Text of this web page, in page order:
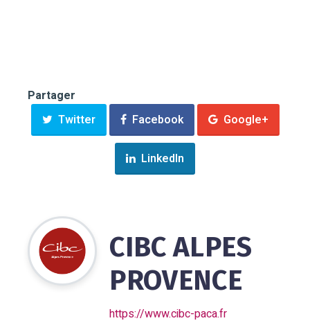
Partager
Twitter
Facebook Google+
LinkedIn
CIBC ALPES
PROVENCE
https://www.cibc-paca.fr